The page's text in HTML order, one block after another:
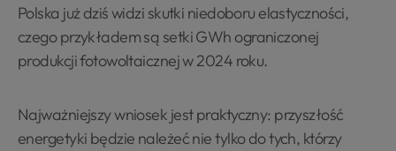
Polska już dziś widzi skutki niedoboru elastyczności,
czego przykładem są setki GWh ograniczonej
produkcji fotowoltaicznej w 2024 roku.
Najważniejszy wniosek jest praktyczny: przyszłość
energetyki będzie należeć nie tylko do tych, którzy